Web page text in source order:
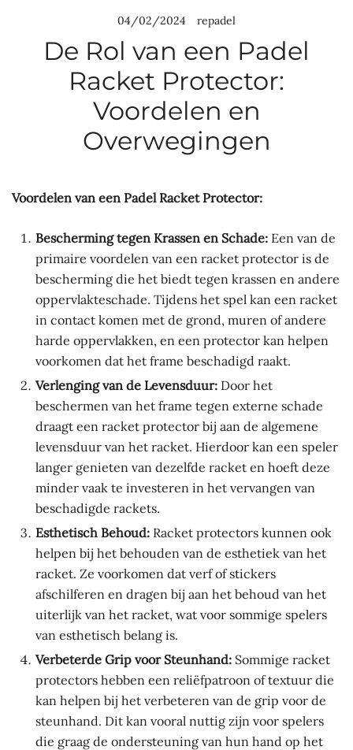
04/02/2024 repadel
De Rol van een Padel
Racket Protector:
Voordelen en
Overwegingen
Voordelen van een Padel Racket Protector:
Bescherming tegen Krassen en Schade: Een van de
primaire voordelen van een racket protector is de
bescherming die het biedt tegen krassen en andere
oppervlakteschade. Tijdens het spel kan een racket
in contact komen met de grond, muren of andere
harde oppervlakken, en een protector kan helpen
voorkomen dat het frame beschadigd raakt.
Verlenging van de Levensduur: Door het
beschermen van het frame tegen externe schade
draagt een racket protector bij aan de algemene
levensduur van het racket. Hierdoor kan een speler
langer genieten van dezelfde racket en hoeft deze
minder vaak te investeren in het vervangen van
beschadigde rackets.
Esthetisch Behoud: Racket protectors kunnen ook
helpen bij het behouden van de esthetiek van het
racket. Ze voorkomen dat verf of stickers
afschilferen en dragen bij aan het behoud van het
uiterlijk van het racket, wat voor sommige spelers
van esthetisch belang is.
Verbeterde Grip voor Steunhand: Sommige racket
protectors hebben een reliëfpatroon of textuur die
kan helpen bij het verbeteren van de grip voor de
steunhand. Dit kan vooral nuttig zijn voor spelers
die graag de ondersteuning van hun hand op het